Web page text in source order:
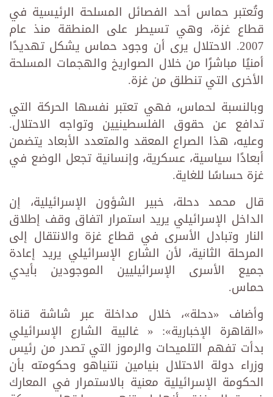
وتُعتبر حماس أحد الفصائل المسلحة الرئيسية في
قطاع غزة، وهي تسيطر على المنطقة منذ عام
2007. الاحتلال يرى أن وجود حماس يشكل تهديدًا
أمنيًا مباشرًا من خلال الصواريخ والهجمات المسلحة
الأخرى التي تنطلق من غزة.
وبالنسبة لحماس، فهي تعتبر نفسها الحركة التي
تدافع عن حقوق الفلسطينيين وتواجه الاحتلال.
وعليه، هذا الصراع المعقد والمتعدد الأبعاد يتضمن
أبعادًا سياسية، عسكرية، وإنسانية تجعل الوضع في
غزة حساسًا للغاية.
قال محمد دحلة، خبير الشؤون الإسرائيلية، إن
الداخل الإسرائيلي يريد استمرار اتفاق وقف إطلاق
النار وتبادل الأسرى في قطاع غزة والانتقال إلى
المرحلة الثانية، لأن الشارع الإسرائيلي يريد إعادة
جميع الأسرى الإسرائيليين الموجودين بأيدي
حماس.
وأضاف «دحلة»، خلال مداخلة عبر شاشة قناة
«القاهرة الإخبارية»: « غالبية الشارع الإسرائيلي
بدأت تفهم التلميحات والرموز التي تصدر من رئيس
وزراء دولة الاحتلال بنيامين نتنياهو وحكومته بأن
الحكومة الإسرائيلية معنية بالاستمرار في المعارك